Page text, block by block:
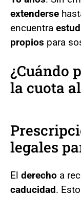
extenderse
encuentra
propios para
¿Cuándo
la cuota
legales
El derecho a
caducidad.